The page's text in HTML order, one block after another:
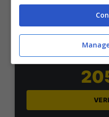
BONUS
Planetwin365: 2050€
in Bonus Scommesse